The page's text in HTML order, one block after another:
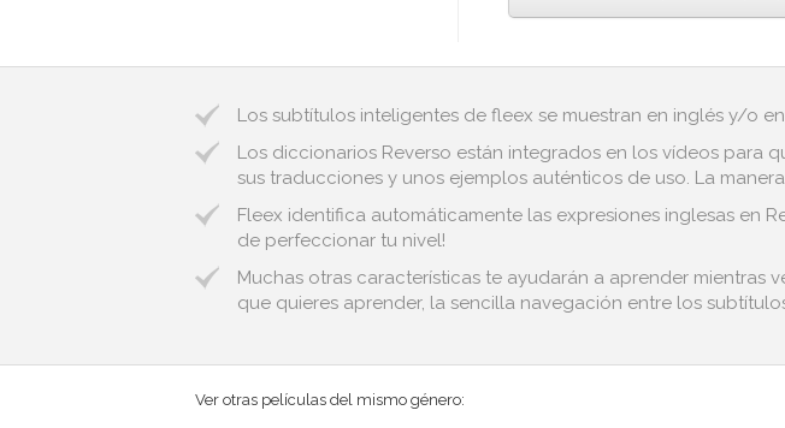
Los subtítulos inteligentes de fleex se muestran en inglés y/o
Los diccionarios Reverso están integrados en los vídeos para
sus traducciones y unos ejemplos auténticos de uso. La
Fleex identifica automáticamente las expresiones inglesas en
de perfeccionar tu nivel!
Muchas otras características te ayudarán a aprender
que quieres aprender, la sencilla navegación entre los
Ver otras películas del mismo género: